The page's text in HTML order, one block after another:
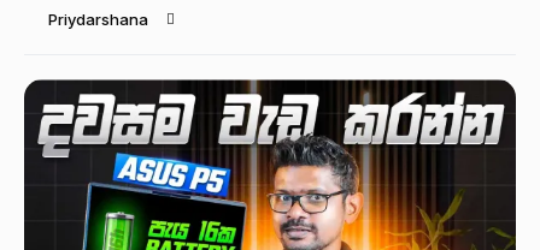
Priydarshana